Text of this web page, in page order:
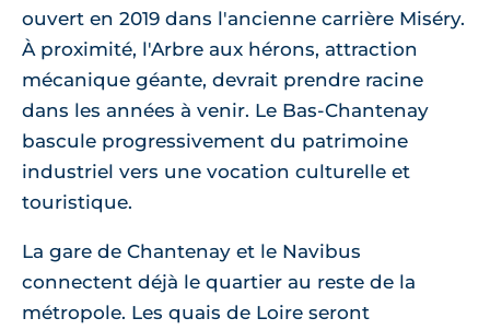
ouvert en 2019 dans l'ancienne carrière Miséry.
À proximité, l'Arbre aux hérons, attraction
mécanique géante, devrait prendre racine
dans les années à venir. Le Bas-Chantenay
bascule progressivement du patrimoine
industriel vers une vocation culturelle et
touristique.
La gare de Chantenay et le Navibus
connectent déjà le quartier au reste de la
métropole. Les quais de Loire seront